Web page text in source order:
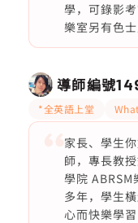
學，可錄影
樂室另有色
導師編號
*全英語上堂
家長、學生
師，專長教
學院
多年，學生
心而快樂學